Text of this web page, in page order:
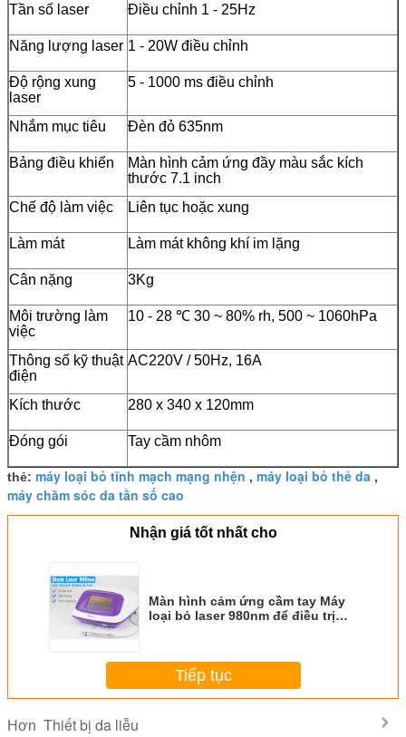
Tần số laser Điều chỉnh 1 - 25Hz
Năng lượng laser 1 - 20W điều chỉnh
Độ rộng xung
laser
5 - 1000 ms điều chỉnh
Nhắm mục tiêu Đèn đỏ 635nm
Bảng điều khiển
Màn hình cảm ứng đầy màu sắc kích
thước 7.1 inch
Chế độ làm việc
Liên tục hoặc xung
Làm mát Làm mát không khí im lặng
Cân nặng 3Kg
Môi trường làm
việc
10 - 28 ℃ 30 ~ 80% rh, 500 ~ 1060hPa
Thông số kỹ thuật
điện
AC220V / 50Hz, 16A
Kích thước 280 x 340 x 120mm
Đóng gói Tay cầm nhôm
thẻ: máy loại bỏ tĩnh mạch mạng nhện , máy loại bỏ thẻ da ,
máy chăm sóc da tần số cao
Nhận giá tốt nhất cho
Màn hình cảm ứng cầm tay Máy
loại bỏ laser 980nm để điều trị
Tiếp tục
Hơn Thiết bị da liễu